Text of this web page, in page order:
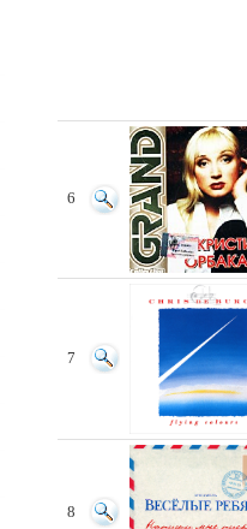
6
7
8